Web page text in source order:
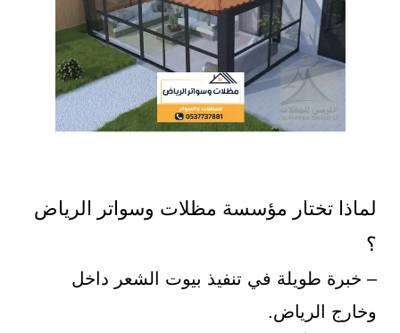
لماذا تختار مؤسسة مظلات وسواتر الرياض
؟
– خبرة طويلة في تنفيذ بيوت الشعر داخل
وخارج الرياض.